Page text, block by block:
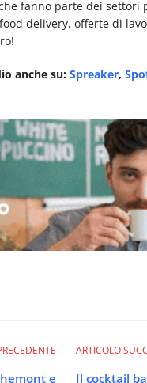
fanno parte dei settori
delivery, offerte di
anche su: Spreaker,
e
ARTICOLO
Il cocktail